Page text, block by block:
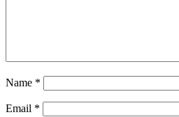
Name *
Email *